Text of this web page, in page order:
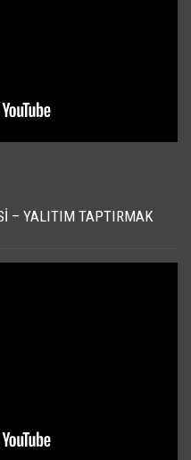
– YALITIM TAPTIRMAK